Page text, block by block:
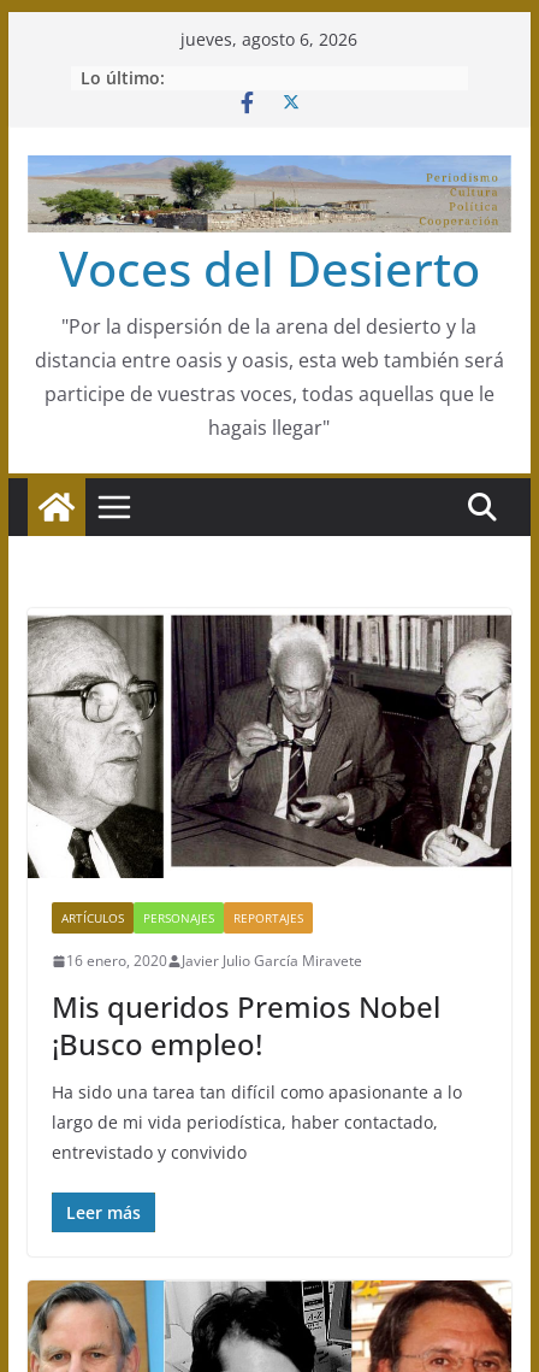
jueves, agosto 6, 2026
Lo último:
Voces del Desierto
"Por la dispersión de la arena del desierto y la
distancia entre oasis y oasis, esta web también será
participe de vuestras voces, todas aquellas que le
hagais llegar"
ARTÍCULOS PERSONAJES REPORTAJES
16 enero, 2020 Javier Julio García Miravete
Mis queridos Premios Nobel
¡Busco empleo!
Ha sido una tarea tan difícil como apasionante a lo
largo de mi vida periodística, haber contactado,
entrevistado y convivido
Leer más